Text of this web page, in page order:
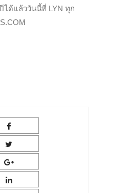
ได้แล้ววันนี้ที่ LYN ทุก